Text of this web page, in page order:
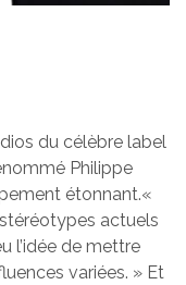
du célèbre label
Philippe
étonnant.«
actuels
l’idée de mettre
variées. » Et